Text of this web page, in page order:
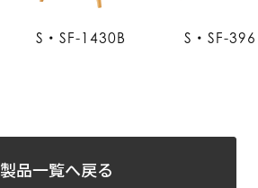
S・SF-1430B S・SF-396
製品一覧へ戻る